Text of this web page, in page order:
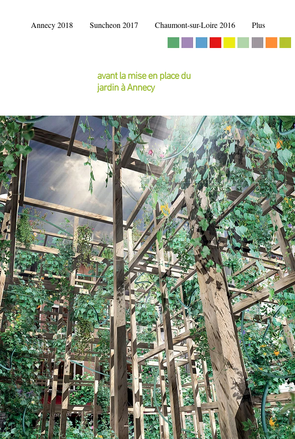
Annecy 2018 Suncheon 2017 Chaumont-sur-Loire 2016 Plus
avant la mise en place du
jardin à Annecy
DES POSSIBLES